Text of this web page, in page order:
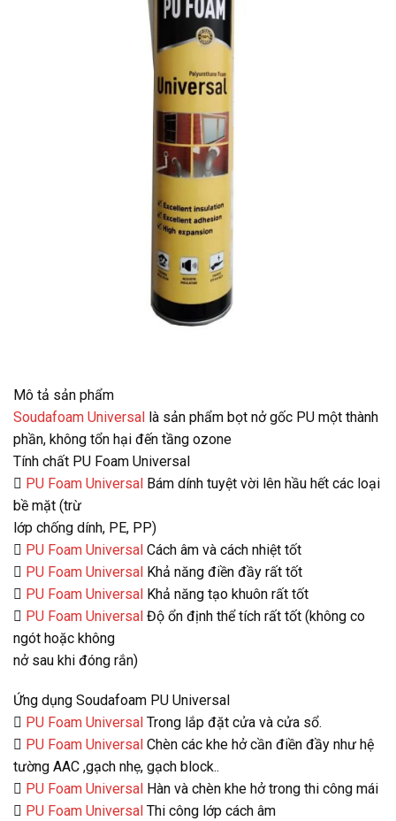
Mô tả sản phẩm
Soudafoam Universal là sản phẩm bọt nở gốc PU một thành
phần, không tổn hại đến tầng ozone
Tính chất PU Foam Universal
 PU Foam Universal Bám dính tuyệt vời lên hầu hết các loại
bề mặt (trừ
lớp chống dính, PE, PP)
 PU Foam Universal Cách âm và cách nhiệt tốt
 PU Foam Universal Khả năng điền đầy rất tốt
 PU Foam Universal Khả năng tạo khuôn rất tốt
 PU Foam Universal Độ ổn định thể tích rất tốt (không co
ngót hoặc không
nở sau khi đóng rắn)
Ứng dụng Soudafoam PU Universal
 PU Foam Universal Trong lắp đặt cửa và cửa sổ.
 PU Foam Universal Chèn các khe hở cần điền đầy như hệ
tường AAC ,gạch nhẹ, gạch block..
 PU Foam Universal Hàn và chèn khe hở trong thi công mái
 PU Foam Universal Thi công lớp cách âm